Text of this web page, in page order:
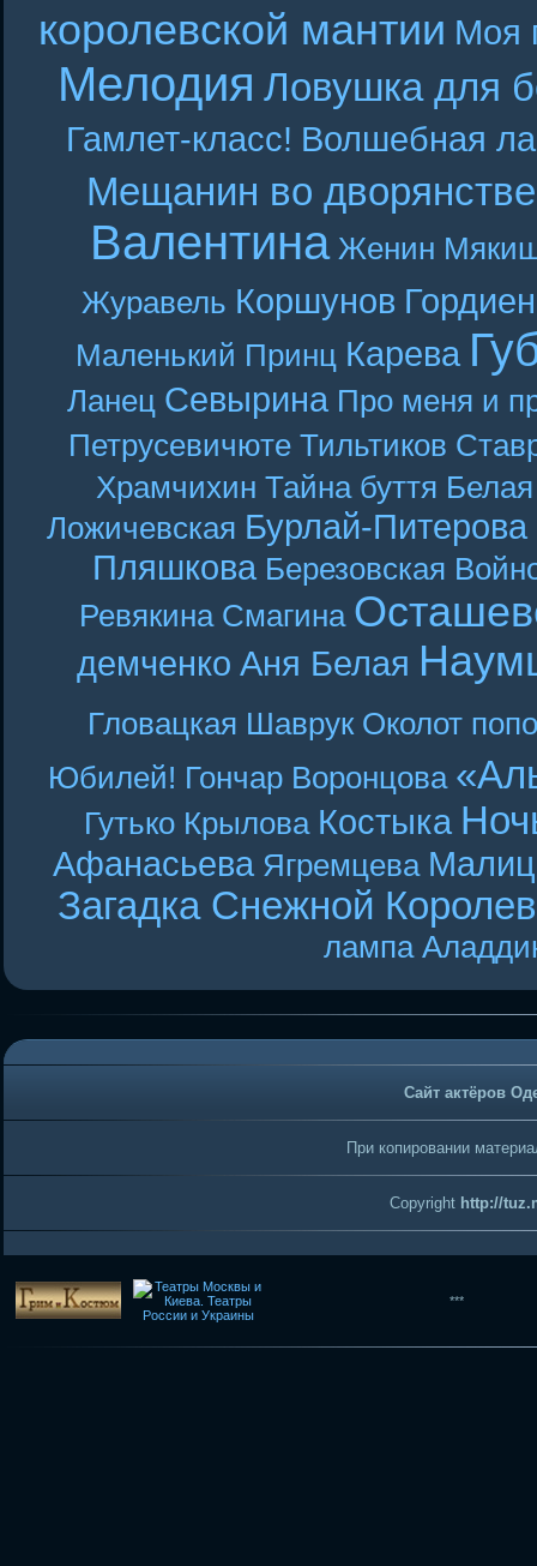
королевской мантии Моя
Мелодия Ловушка для
Гамлет-класс! Волшебная
Мещанин во дворянстве
Валентина Женин
Журавель Коршунов
Маленький Принц Карева
Ланец Севырина Про меня и
Петрусевичюте Тильтиков
Храмчихин Тайна буття
Ложичевская Бурлай-Питерова
Пляшкова Березовская
Ревякина Смагина
демченко Аня Белая
Гловацкая Шаврук Околот
Юбилей! Гончар Воронцова
Гутько Крылова Костыка
Афанасьева Ягремцева
Загадка Снежной
лампа
Сайт актёров
При копировании
Copyright http://
***